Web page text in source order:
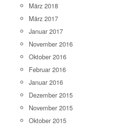
März 2018
März 2017
Januar 2017
November 2016
Oktober 2016
Februar 2016
Januar 2016
Dezember 2015
November 2015
Oktober 2015